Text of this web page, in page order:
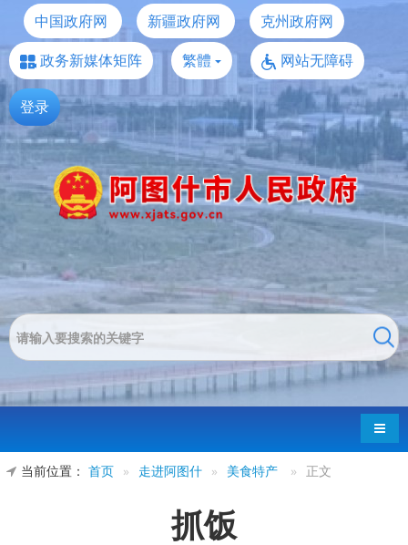
中国政府网 新疆政府网
克州政府网
政务新媒体矩阵
繁體 网站无障碍
登录
导航
当前位置： 首页 » 走进阿图什 » 美食特产 » 正文
抓饭